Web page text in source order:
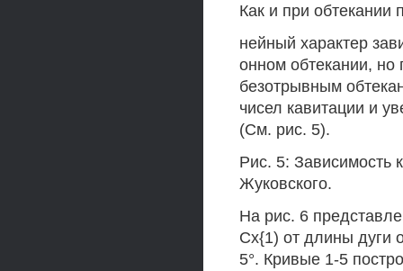
Как и при
нейный характер
онном обтекании,
безотрывным
чисел кавитации и
(См. рис. 5).
Рис. 5: Зависимость
Жуковского.
На рис. 6
Сх{1) от длины дуги
5°. Кривые 1-5